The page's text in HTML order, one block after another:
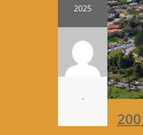
2025
-